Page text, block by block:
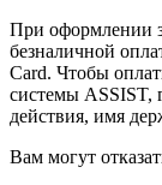
При оформлении
безналичной
Card. Чтобы
системы ASSIST,
действия, имя
Вам могут